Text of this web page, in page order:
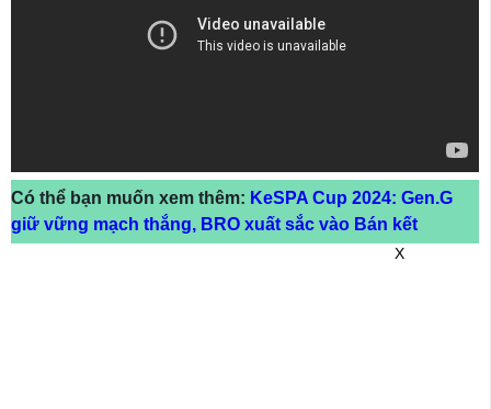
Có thể bạn muốn xem thêm: KeSPA Cup 2024: Gen.G
giữ vững mạch thắng, BRO xuất sắc vào Bán kết
X